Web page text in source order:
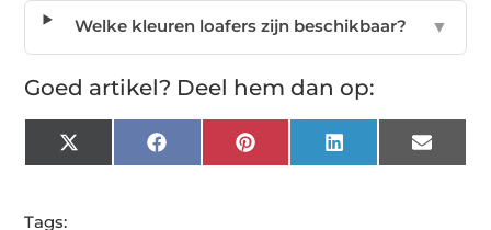
Welke kleuren loafers zijn beschikbaar? ▼
Goed artikel? Deel hem dan op:
X
(Twitter)
FacebookPinterest LinkedIn Email
Tags: